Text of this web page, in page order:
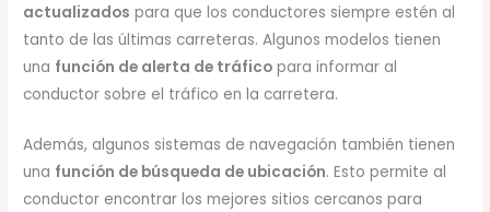
actualizados para que los conductores siempre estén al
tanto de las últimas carreteras. Algunos modelos tienen
una función de alerta de tráfico para informar al
conductor sobre el tráfico en la carretera.
Además, algunos sistemas de navegación también tienen
una función de búsqueda de ubicación. Esto permite al
conductor encontrar los mejores sitios cercanos para